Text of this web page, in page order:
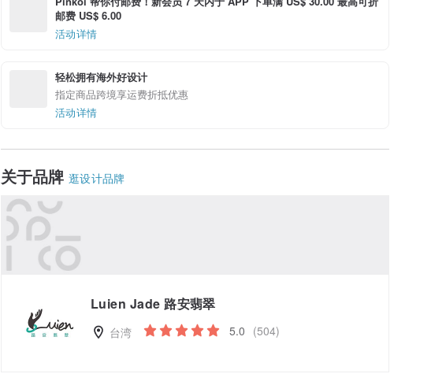
邮费 US$ 6.00
活动详情
轻松拥有海外好设计
指定商品跨境享运费折抵优惠
活动详情
关于品牌 逛设计品牌
Luien Jade 路安翡翠
台湾 5.0 (504)